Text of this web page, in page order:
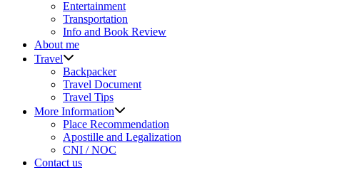
sub
menu
Entertainment
Transportation
Info and Book Review
About me
Travel
sub
menu
Backpacker
Travel Document
Travel Tips
More Information
sub
menu
Place Recommendation
Apostille and Legalization
CNI / NOC
Contact us